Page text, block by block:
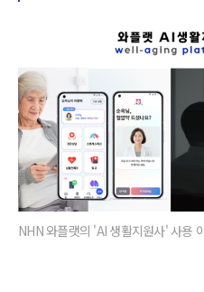
NHN 와플랫의 'AI 생활지원사' 사용